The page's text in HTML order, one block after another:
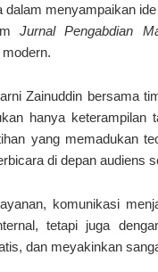
dalam menyampaikan
Jurnal Pengabdian
Zainuddin bersama
hanya keterampilan
yang memadukan
di depan audiens
komunikasi
tetapi juga
dan meyakinkan